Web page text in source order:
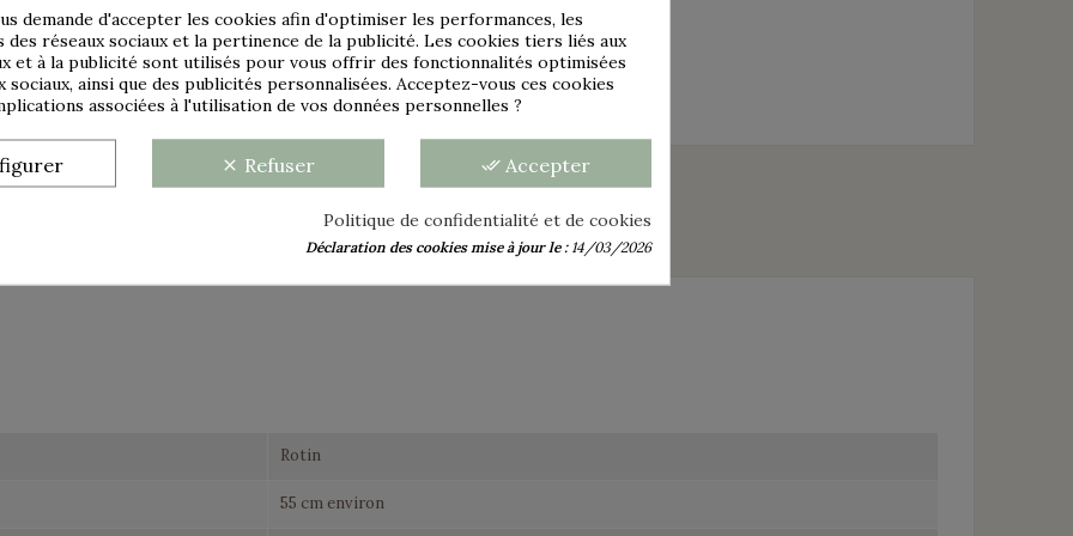
pourra également intégrer une décoration moderne.
dans l'état.
DÉTAILS DU PRODUIT
Rotin
55 cm environ
demande d'accepter les cookies afin d'optimiser les performances, les
réseaux sociaux et la pertinence de la publicité. Les cookies tiers liés aux
et à la publicité sont utilisés pour vous offrir des fonctionnalités optimisées
sociaux, ainsi que des publicités personnalisées. Acceptez-vous ces cookies
associées à l'utilisation de vos données personnelles ?
clear Refuser done_all Accepter
Politique de confidentialité et de cookies
Déclaration des cookies mise à jour le :14/03/2026